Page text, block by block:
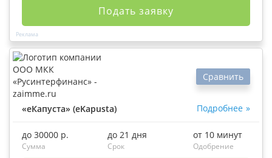
Подать заявку
«еКапуста» (eKapusta) Подробнее
Сравнить
до 30000 р.
Сумма
до 21 дня
Срок
от 10 минут
Одобрение